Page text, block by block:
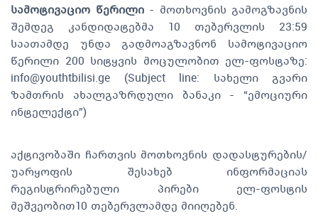
სამოტივაციო წერილი- მოთხოვნის გამოგზავნის
შემდეგ კანდიდატებმა 10 თებერვლის 23:59
საათამდე უნდა გადმოაგზავნონ სამოტივაციო
წერილი 200 სიტყვის მოცულობით ელ-ფოსტაზე:
info@youthtbilisi.ge (Subject line: სახელი გვარი
ზამთრის ახალგაზრდული ბანაკი - “ემოციური
ინტელექტი”)
აქტივობაში ჩართვის მოთხოვნის დადასტურების/
უარყოფის შესახებ ინფორმაციას
რეგისტრირებული პირები ელ-ფოსტის
მეშვეობით10 თებერვლამდე მიიღებენ.